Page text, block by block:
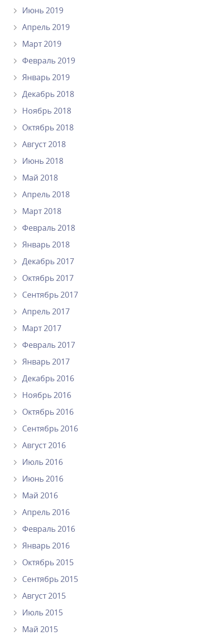
Июнь 2019
Апрель 2019
Март 2019
Февраль 2019
Январь 2019
Декабрь 2018
Ноябрь 2018
Октябрь 2018
Август 2018
Июнь 2018
Май 2018
Апрель 2018
Март 2018
Февраль 2018
Январь 2018
Декабрь 2017
Октябрь 2017
Сентябрь 2017
Апрель 2017
Март 2017
Февраль 2017
Январь 2017
Декабрь 2016
Ноябрь 2016
Октябрь 2016
Сентябрь 2016
Август 2016
Июль 2016
Июнь 2016
Май 2016
Апрель 2016
Февраль 2016
Январь 2016
Октябрь 2015
Сентябрь 2015
Август 2015
Июль 2015
Май 2015